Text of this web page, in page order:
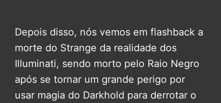
Depois disso, nós vemos em flashback a
morte do Strange da realidade dos
Illuminati, sendo morto pelo Raio Negro
após se tornar um grande perigo por
usar magia do Darkhold para derrotar o